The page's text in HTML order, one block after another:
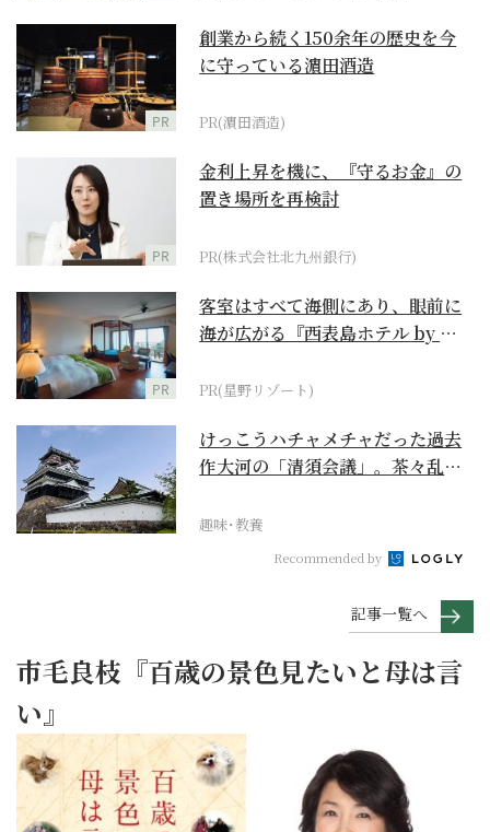
PR
創業から続く150余年の歴史を今
に守っている濵田酒造
PR(濵田酒造)
PR
金利上昇を機に、『守るお金』の
置き場所を再検討
PR(株式会社北九州銀行)
PR
客室はすべて海側にあり、眼前に
海が広がる『西表島ホテル by 星
PR(星野リゾート)
けっこうハチャメチャだった過去
作大河の「清須会議」。茶々乱
趣味･教養
Recommended by
記事一覧へ
市毛良枝『百歳の景色見たいと母は言
い』